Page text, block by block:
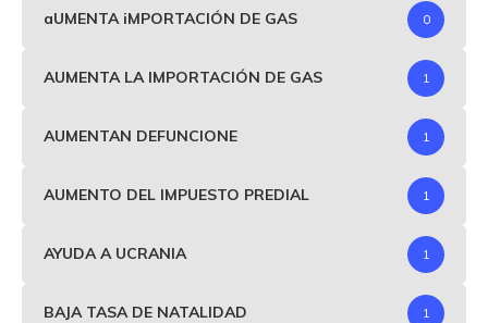
aUMENTA iMPORTACIÓN DE GAS 0
AUMENTA LA IMPORTACIÓN DE GAS 1
AUMENTAN DEFUNCIONE 1
AUMENTO DEL IMPUESTO PREDIAL 1
AYUDA A UCRANIA 1
BAJA TASA DE NATALIDAD 1